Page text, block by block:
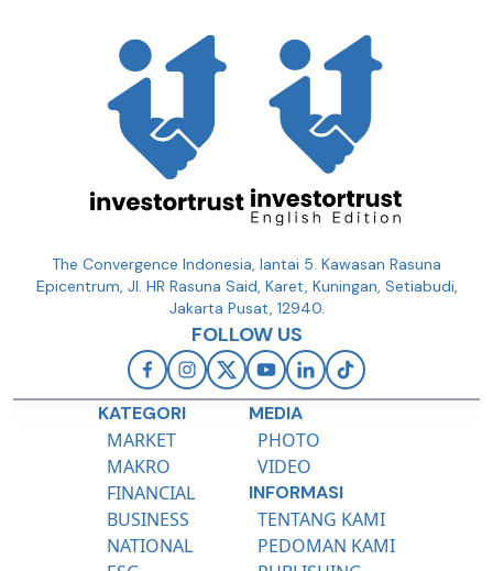
The Convergence Indonesia, lantai 5. Kawasan Rasuna
Epicentrum, Jl. HR Rasuna Said, Karet, Kuningan, Setiabudi,
Jakarta Pusat, 12940.
FOLLOW US
KATEGORI
MARKET
MAKRO
FINANCIAL
BUSINESS
NATIONAL
MEDIA
PHOTO
VIDEO
INFORMASI
TENTANG KAMI
PEDOMAN KAMI